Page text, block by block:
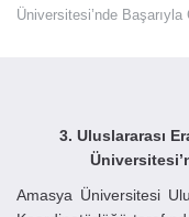
Üniversitesi’nde
3. Uluslararası
Amasya Üniversitesi